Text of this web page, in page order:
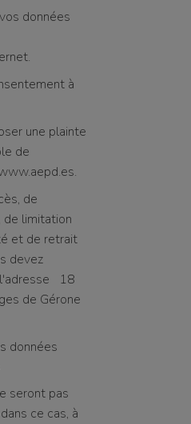
données
à
une plainte
de
de
de limitation
et de retrait
devez
18
de Gérone
données
seront pas
ce cas, à